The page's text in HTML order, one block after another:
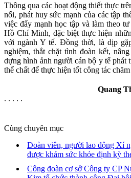
Thông qua các hoạt động thiết thực
nổi, phát huy sức mạnh của các tập
việc đẩy mạnh học tập và làm theo
Hồ Chí Minh, đặc biệt thực hiện
với ngành Y tế. Đồng thời, là dịp
nghiệm, thắt chặt tình đoàn kết,
dựng hình ảnh người cán bộ y tế phát
thể chất để thực hiện tốt công tác
Quang
. . . . .
Cùng chuyên mục
Đoàn viên, người lao động Xí
được khám sức khỏe định kỳ
Công đoàn cơ sở Công ty CP